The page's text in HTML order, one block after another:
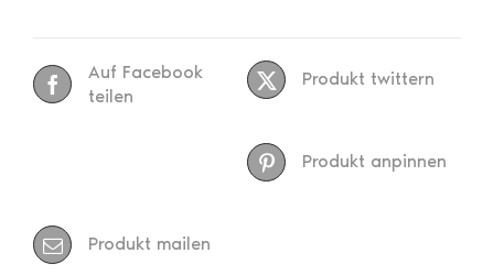
Auf Facebook
teilen
Produkt twittern
Produkt anpinnen
Produkt mailen